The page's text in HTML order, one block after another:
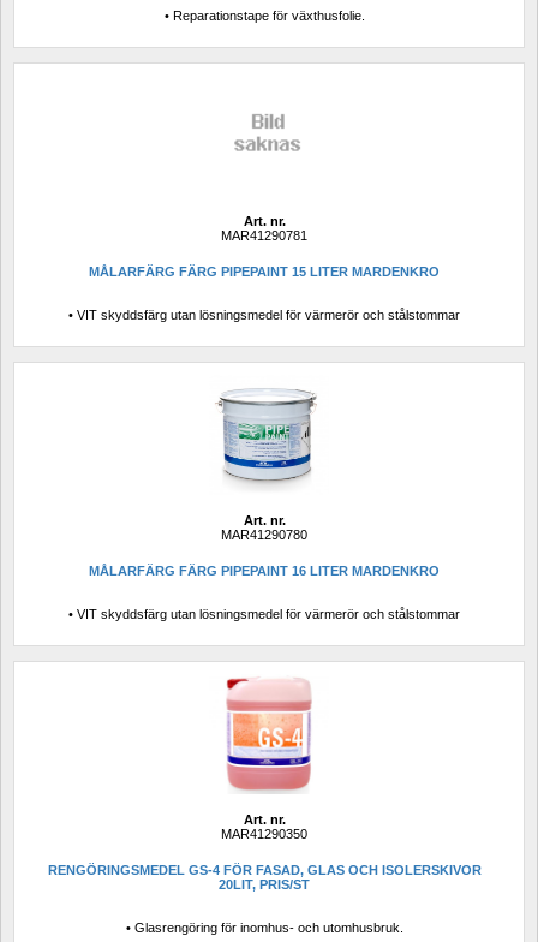
• Reparationstape för växthusfolie.
Art. nr.
MAR41290781
MÅLARFÄRG FÄRG PIPEPAINT 15 LITER MARDENKRO
• VIT skyddsfärg utan lösningsmedel för värmerör och stålstommar
Art. nr.
MAR41290780
MÅLARFÄRG FÄRG PIPEPAINT 16 LITER MARDENKRO
• VIT skyddsfärg utan lösningsmedel för värmerör och stålstommar
Art. nr.
MAR41290350
RENGÖRINGSMEDEL GS-4 FÖR FASAD, GLAS OCH ISOLERSKIVOR
20LIT, PRIS/ST
• Glasrengöring för inomhus- och utomhusbruk.